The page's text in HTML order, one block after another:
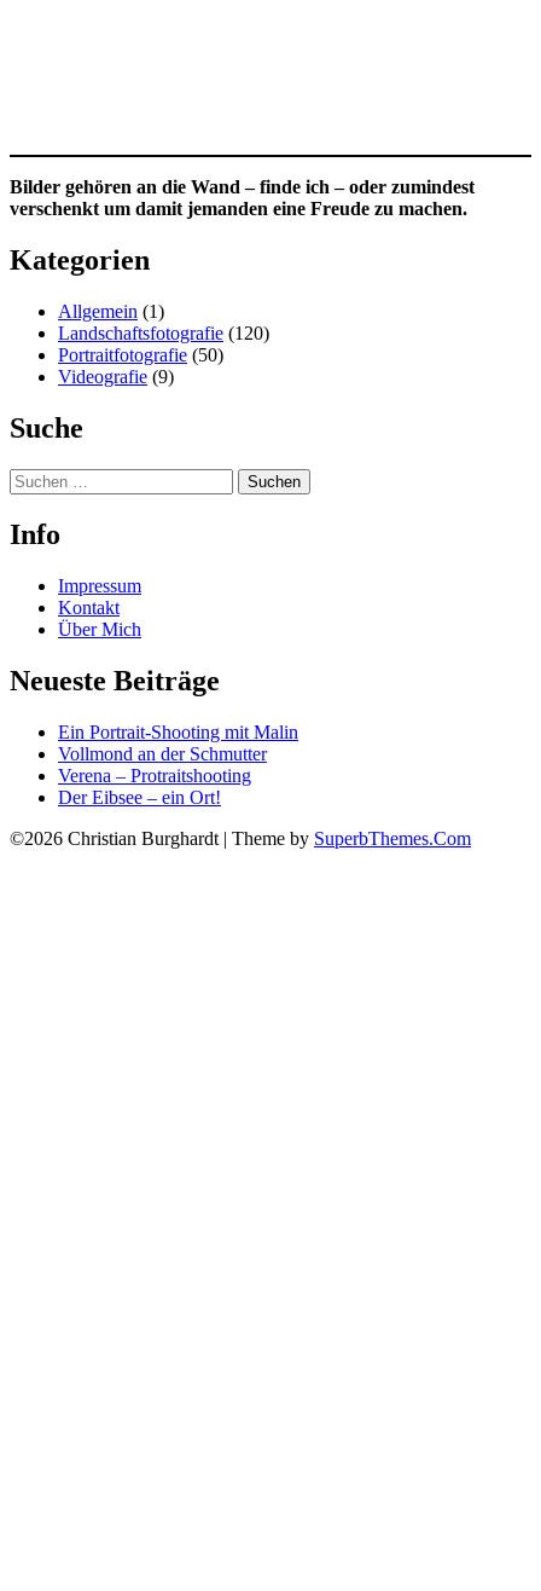
Bilder gehören an die Wand – finde ich – oder zumindest
verschenkt um damit jemanden eine Freude zu machen.
Kategorien
Allgemein (1)
Landschaftsfotografie (120)
Portraitfotografie (50)
Videografie (9)
Suche
Suchen
nach:
Info
Impressum
Kontakt
Über Mich
Neueste Beiträge
Ein Portrait-Shooting mit Malin
Vollmond an der Schmutter
Verena – Protraitshooting
Der Eibsee – ein Ort!
©2026 Christian Burghardt | Theme by SuperbThemes.Com